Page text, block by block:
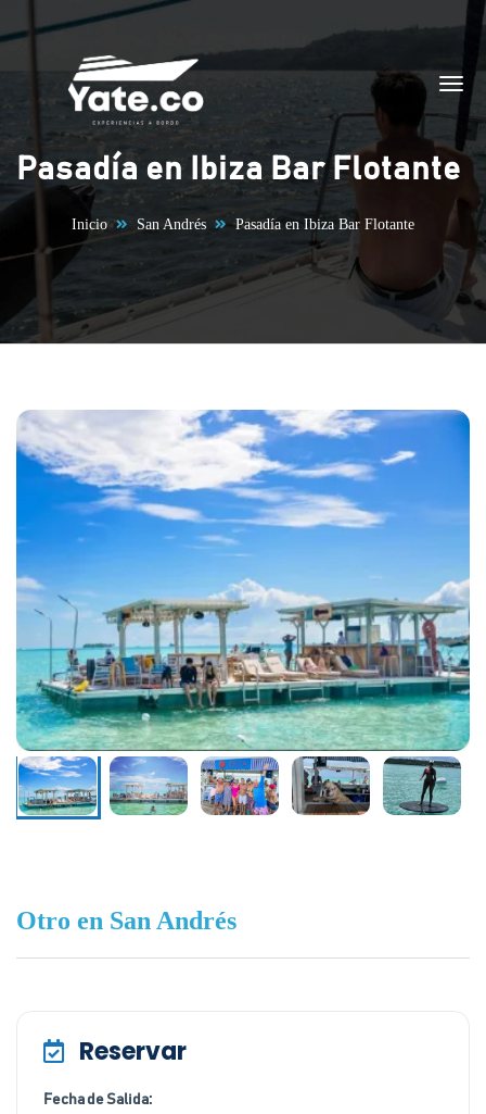
Saltar al contenido
Pasadía en Ibiza Bar Flotante
Inicio San Andrés Pasadía en Ibiza Bar Flotante
Otro en San Andrés
Reservar
Fecha de Salida: